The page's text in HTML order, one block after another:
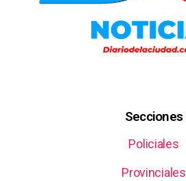
Secciones
Policiales
Provinciales